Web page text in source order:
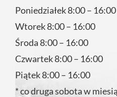
Poniedziałek 8:00 – 16:00
Wtorek 8:00 – 16:00
Środa 8:00 – 16:00
Czwartek 8:00 – 16:00
Piątek 8:00 – 16:00
* co druga sobota w